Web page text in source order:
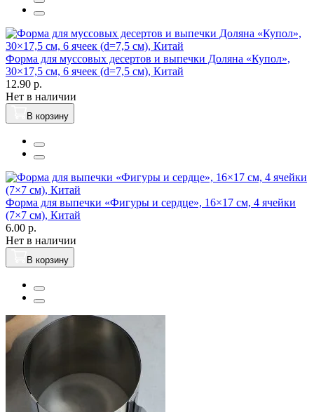
Форма для муссовых десертов и выпечки Доляна «Купол»,
30×17,5 см, 6 ячеек (d=7,5 см), Китай
12.90 р.
Нет в наличии
В корзину
Форма для выпечки «Фигуры и сердце», 16×17 см, 4 ячейки
(7×7 см), Китай
6.00 р.
Нет в наличии
В корзину